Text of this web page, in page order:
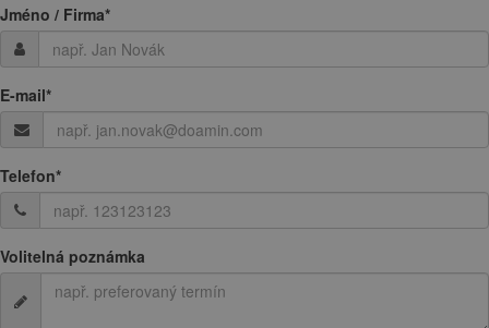
Jméno / Firma*
E-mail*
Telefon*
Volitelná poznámka